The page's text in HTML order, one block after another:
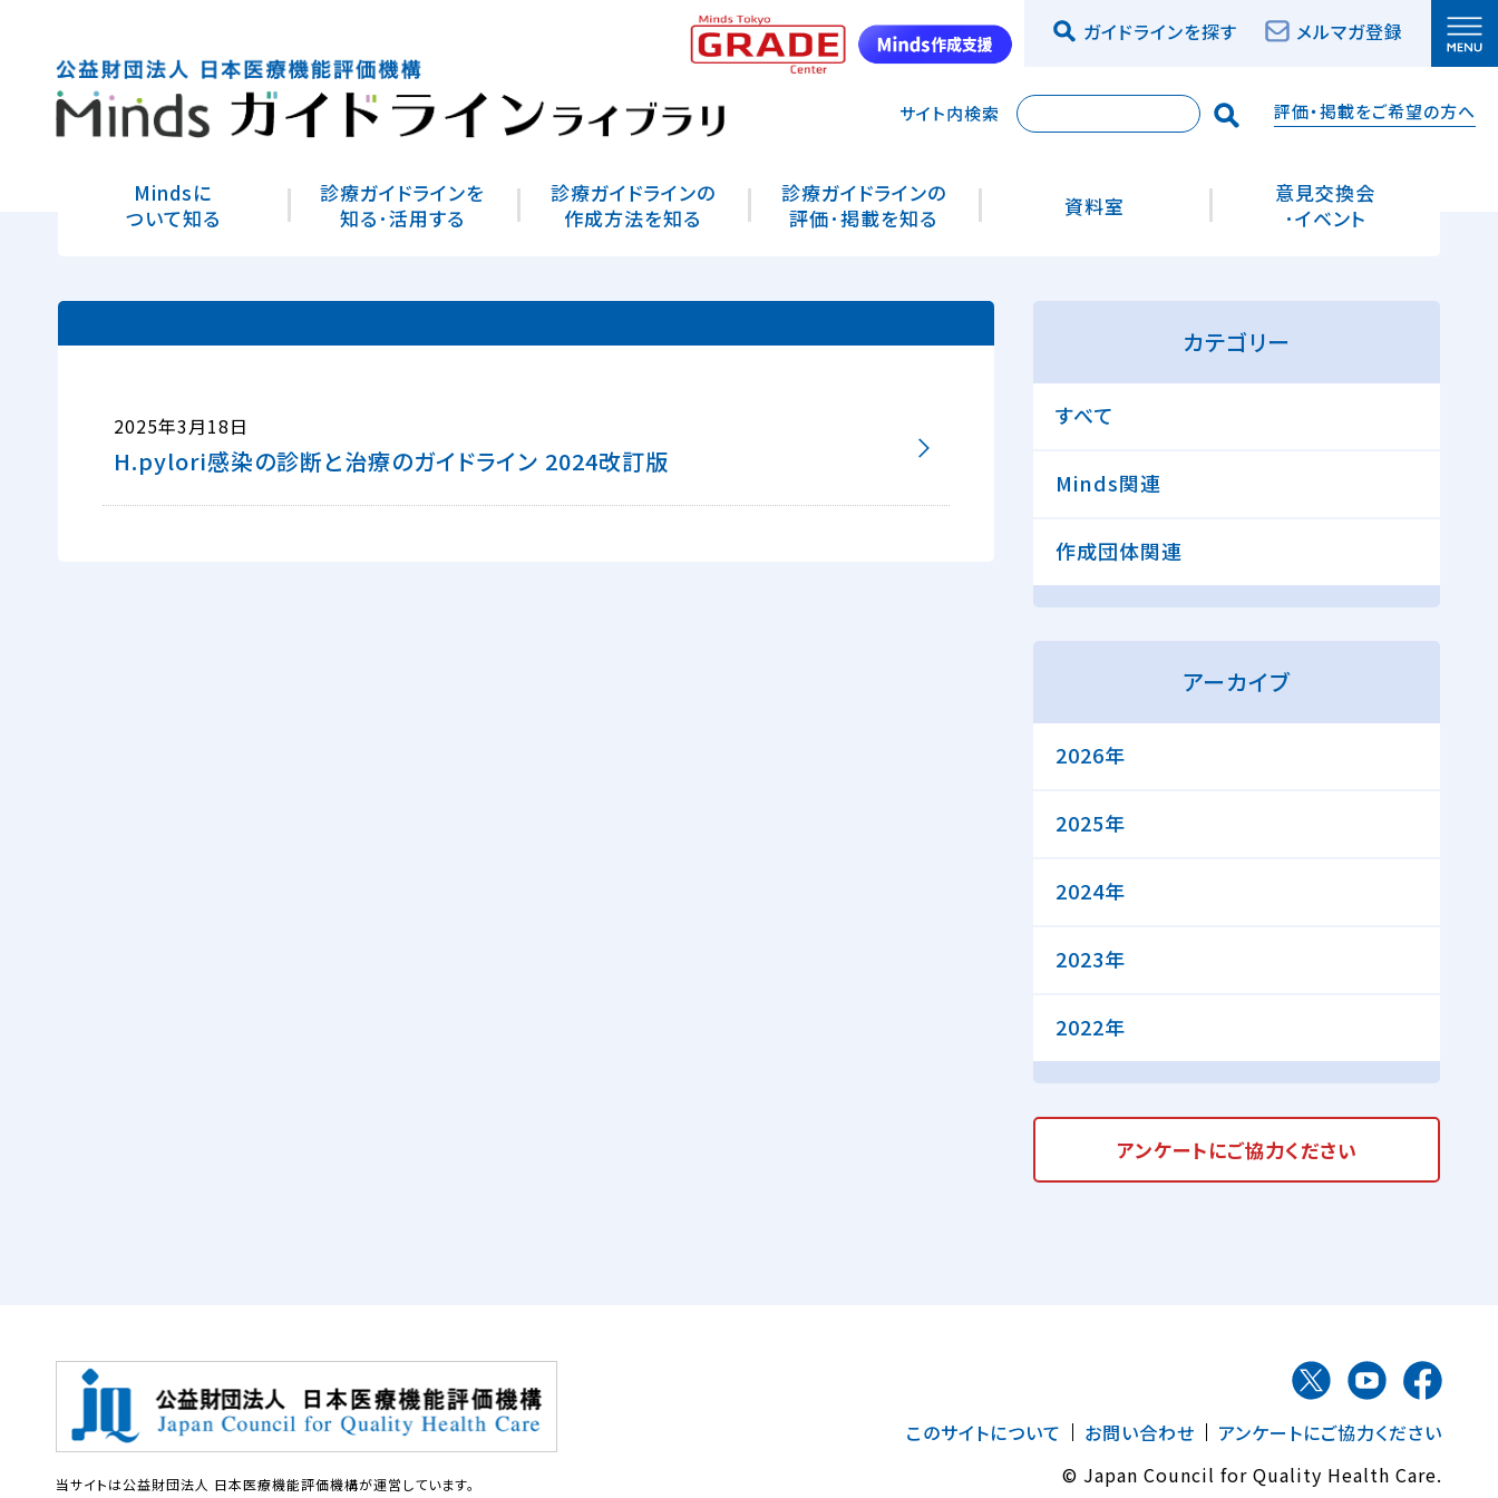
2025年3月18日
H.pylori感染の診断と治療のガイドライン 2024改訂版
カテゴリー
すべて
Minds関連
作成団体関連
アーカイブ
2026年
2025年
2024年
2023年
2022年
アンケートにご協力ください
Mindsに
ついて知る
診療ガイドラインを
知る･活用する
診療ガイドラインの
作成方法を知る
診療ガイドラインの
評価･掲載を知る
資料室
意見交換会
･イベント
ガイドラインを探す メルマガ登録
評価・掲載をご希望の方へ
サイト内検索
当サイトは公益財団法人 日本医療機能評価機構が運営しています。
このサイトについて お問い合わせ
アンケートにご協力ください
© Japan Council for Quality Health Care.